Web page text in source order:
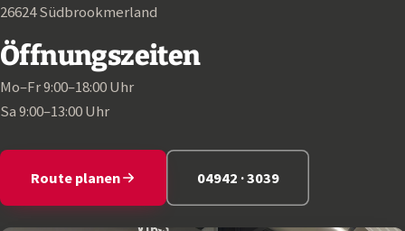
26624 Südbrookmerland
Öffnungszeiten
Mo–Fr 9:00–18:00 Uhr
Sa 9:00–13:00 Uhr
Route planen 04942 · 3039